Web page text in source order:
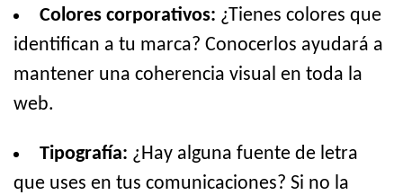
Colores corporativos: ¿Tienes colores que
identifican a tu marca? Conocerlos ayudará a
mantener una coherencia visual en toda la
web.
Tipografía: ¿Hay alguna fuente de letra
que uses en tus comunicaciones? Si no la